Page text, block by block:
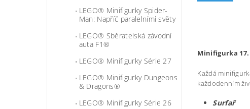
LEGO® Minifigurky Spider-
Man: Napříč paralelními světy
LEGO® Sběratelská závodní
auta F1®
LEGO® Minifigurky Série 27
LEGO® Minifigurky Dungeons
& Dragons®
LEGO® Minifigurky Série 26
Minifigurka
Každá
každodenním
Surfař